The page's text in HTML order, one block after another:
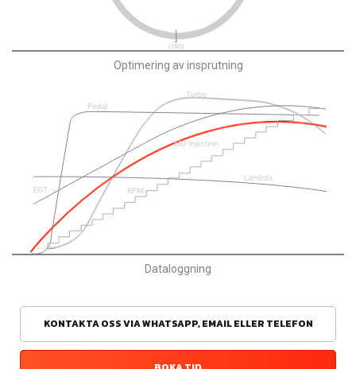
Optimering av insprutning
Dataloggning
KONTAKTA OSS VIA WHATSAPP, EMAIL ELLER TELEFON